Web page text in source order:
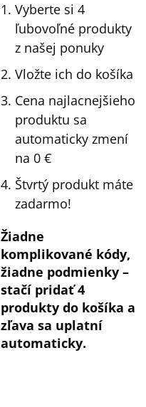
Vyberte si 4
ľubovoľné produkty
z našej ponuky
Vložte ich do košíka
Cena najlacnejšieho
produktu sa
automaticky zmení
na 0 €
Štvrtý produkt máte
zadarmo!
Žiadne
komplikované kódy,
žiadne podmienky –
stačí pridať 4
produkty do košíka a
zľava sa uplatní
automaticky.